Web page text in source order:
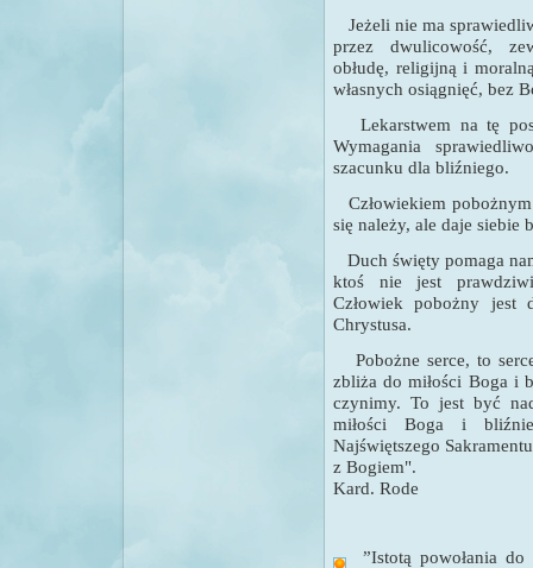
Jeżeli nie ma
przez dwulicowość,
obłudę, religijną i
własnych osiągnięć, bez
Lekarstwem na tę
Wymagania
szacunku dla bliźniego.
Człowiekiem
się należy, ale daje siebie
Duch święty pomaga
ktoś nie jest
Człowiek pobożny jest
Chrystusa.
Pobożne serce, to
zbliża do miłości Boga i
czynimy. To jest być
miłości Boga i
Najświętszego
z Bogiem".
Kard. Rode
”Istotą powołania